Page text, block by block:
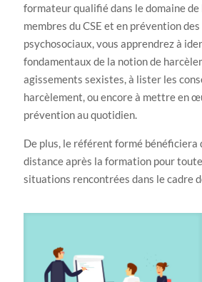
formateur qualifié dans le domaine
membres du CSE et en prévention
psychosociaux, vous apprendrez à
fondamentaux de la notion de
agissements sexistes, à lister les
harcèlement, ou encore à mettre en
prévention au quotidien.
De plus, le référent formé bénéficiera
distance après la formation pour
situations rencontrées dans le cadre